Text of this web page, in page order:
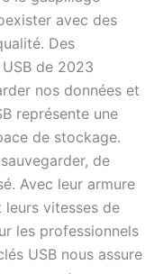
avec des
Des
de 2023
nos données et
représente une
de stockage.
de
Avec leur armure
vitesses de
les professionnels
USB nous assure